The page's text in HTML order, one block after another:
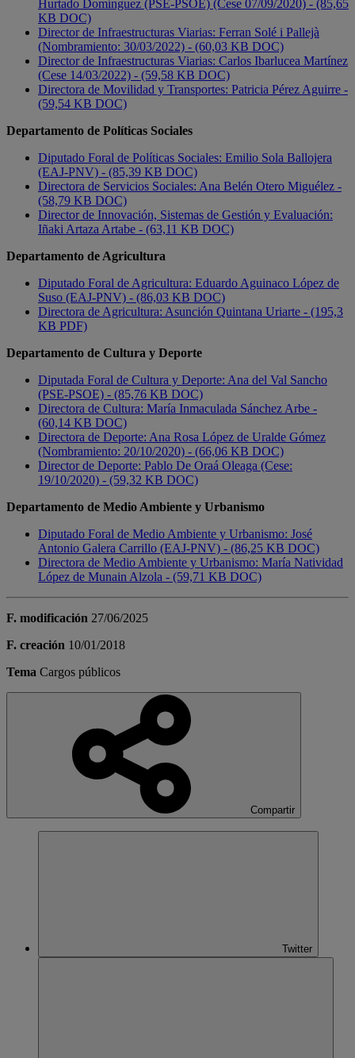
Hurtado Domínguez (PSE-PSOE) (Cese 07/09/2020) - (85,65
KB DOC)
Director de Infraestructuras Viarias: Ferran Solé i Pallejà
(Nombramiento: 30/03/2022) - (60,03 KB DOC)
Director de Infraestructuras Viarias: Carlos Ibarlucea Martínez
(Cese 14/03/2022) - (59,58 KB DOC)
Directora de Movilidad y Transportes: Patricia Pérez Aguirre -
(59,54 KB DOC)
Departamento de Políticas Sociales
Diputado Foral de Políticas Sociales: Emilio Sola Ballojera
(EAJ-PNV) - (85,39 KB DOC)
Directora de Servicios Sociales: Ana Belén Otero Miguélez -
(58,79 KB DOC)
Director de Innovación, Sistemas de Gestión y Evaluación:
Iñaki Artaza Artabe - (63,11 KB DOC)
Departamento de Agricultura
Diputado Foral de Agricultura: Eduardo Aguinaco López de
Suso (EAJ-PNV) - (86,03 KB DOC)
Directora de Agricultura: Asunción Quintana Uriarte - (195,3
KB PDF)
Departamento de Cultura y Deporte
Diputada Foral de Cultura y Deporte: Ana del Val Sancho
(PSE-PSOE) - (85,76 KB DOC)
Directora de Cultura: María Inmaculada Sánchez Arbe -
(60,14 KB DOC)
Directora de Deporte: Ana Rosa López de Uralde Gómez
(Nombramiento: 20/10/2020) - (66,06 KB DOC)
Director de Deporte: Pablo De Oraá Oleaga (Cese:
19/10/2020) - (59,32 KB DOC)
Departamento de Medio Ambiente y Urbanismo
Diputado Foral de Medio Ambiente y Urbanismo: José
Antonio Galera Carrillo (EAJ-PNV) - (86,25 KB DOC)
Directora de Medio Ambiente y Urbanismo: María Natividad
López de Munain Alzola - (59,71 KB DOC)
F. modificación 27/06/2025
F. creación 10/01/2018
Tema Cargos públicos
Compartir
Twitter